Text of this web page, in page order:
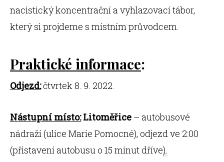
nacistický koncentrační a vyhlazovací tábor,
který si projdeme s místním průvodcem.
Praktické informace:
Odjezd:čtvrtek 8. 9. 2022.
Nástupní místo:Litoměřice – autobusové
nádraží (ulice Marie Pomocné), odjezd ve 2:00
(přistavení autobusu o 15 minut dříve).